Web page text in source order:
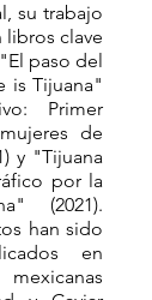
su trabajo
clave
paso del
is Tijuana"
Primer
de
y "Tijuana
por la
(2021).
han sido
en